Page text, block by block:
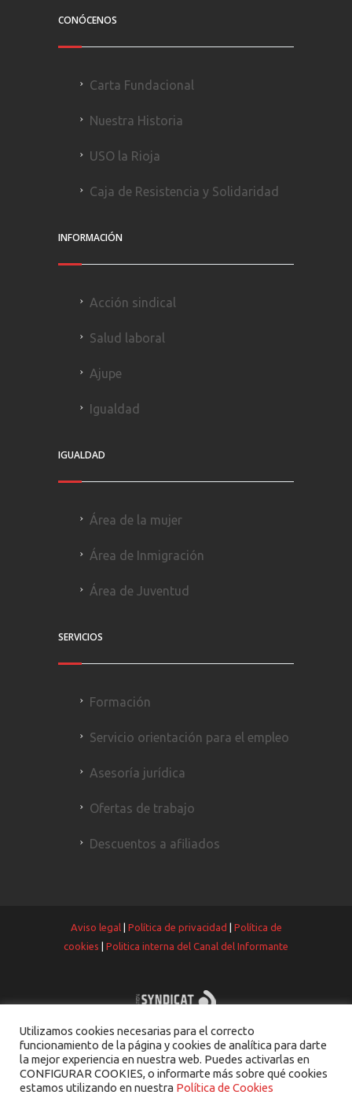
CONÓCENOS
Carta Fundacional
Nuestra Historia
USO la Rioja
Caja de Resistencia y Solidaridad
INFORMACIÓN
Acción sindical
Salud laboral
Ajupe
Igualdad
IGUALDAD
Área de la mujer
Área de Inmigración
Área de Juventud
SERVICIOS
Formación
Servicio orientación para el empleo
Asesoría jurídica
Ofertas de trabajo
Descuentos a afiliados
Aviso legal| Política de privacidad
Política de
cookies
Politica interna del Canal del Informante
Utilizamos cookies necesarias para el correcto
funcionamiento de la página y cookies de analítica para darte
la mejor experiencia en nuestra web. Puedes activarlas en
CONFIGURAR COOKIES, o informarte más sobre qué cookies
estamos utilizando en nuestra Política de Cookies